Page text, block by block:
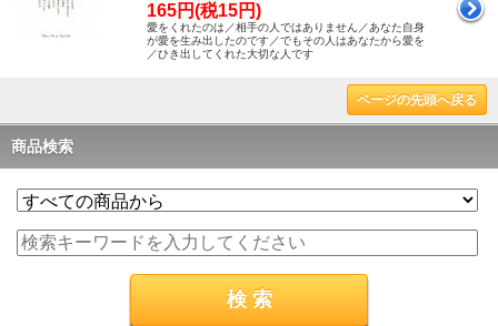
165円(税15円)
愛をくれたのは／相手の人ではありません／あなた自身
が愛を生み出したのです／でもその人はあなたから愛を
／ひき出してくれた大切な人です
ページの先頭へ戻る
商品検索